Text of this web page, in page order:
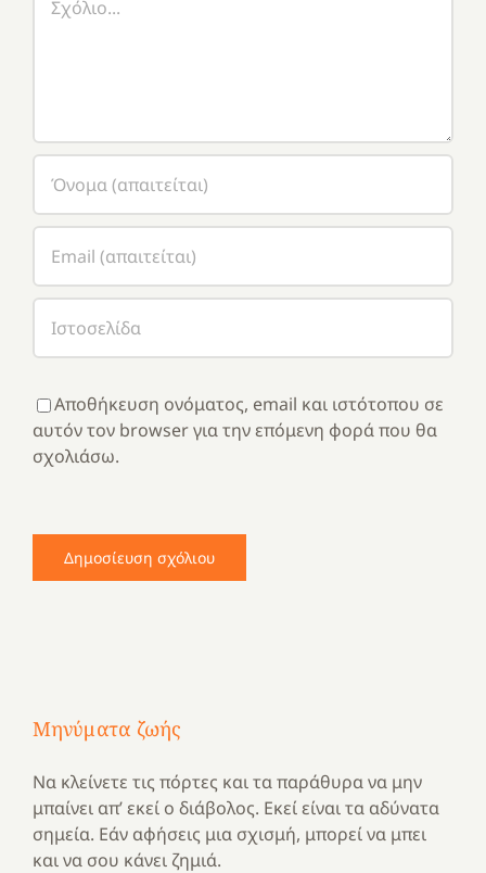
Αποθήκευση ονόματος, email και ιστότοπου σε
αυτόν τον browser για την επόμενη φορά που θα
σχολιάσω.
Μηνύματα ζωής
Να κλείνετε τις πόρτες και τα παράθυρα να μην
μπαίνει απ’ εκεί ο διάβολος. Εκεί είναι τα αδύνατα
σημεία. Εάν αφήσεις μια σχισμή, μπορεί να μπει
και να σου κάνει ζημιά.